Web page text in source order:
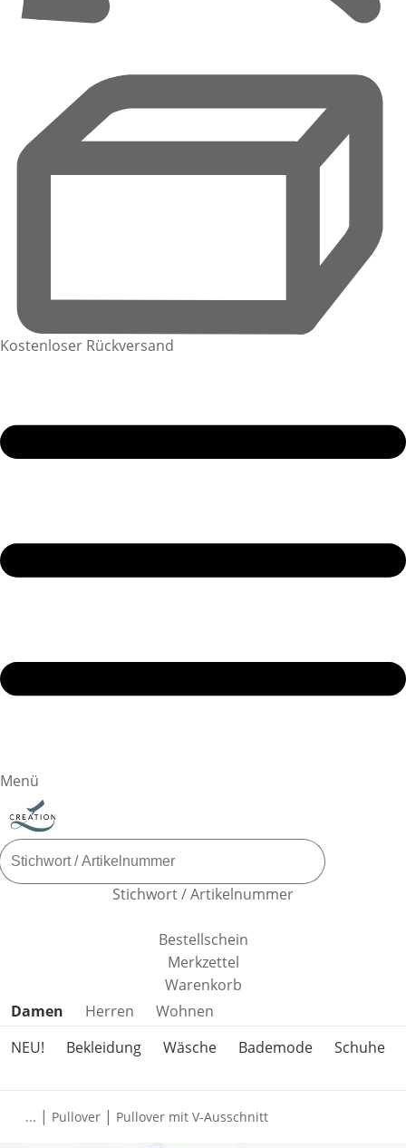
Kostenloser Rückversand
Menü
Stichwort / Artikelnummer
Bestellschein
Merkzettel
Warenkorb
Produktkategorien überspringen
Damen Herren
Wohnen
NEU!
Bekleidung Wäsche Bademode Schuhe
... | Pullover | Pullover mit V-Ausschnitt